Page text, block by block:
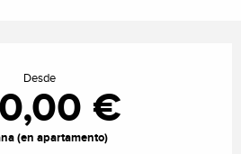
Desde
€
(en apartamento)